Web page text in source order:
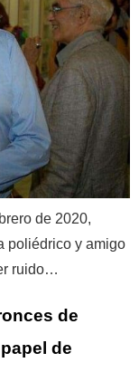
de 2020,
poliédrico y amigo
ruido…
de
de